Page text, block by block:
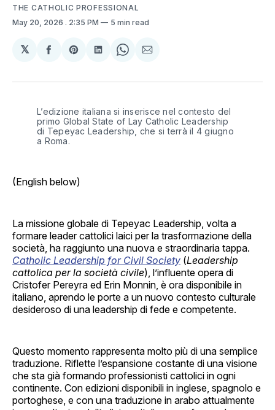
THE CATHOLIC PROFESSIONAL
May 20, 2026 . 2:35 PM 5 min read
𝕏
Share
Facebook
Share
Pinterest
Share
LinkedIn
Share
WhatsApp
Share
Email
L’edizione italiana si inserisce nel contesto del
primo Global State of Lay Catholic Leadership
di Tepeyac Leadership, che si terrà il 4 giugno
a Roma.
(English below)
La missione globale di Tepeyac Leadership, volta a
formare leader cattolici laici per la trasformazione della
società, ha raggiunto una nuova e straordinaria tappa.
Catholic Leadership for Civil Society (Leadership
cattolica per la società civile), l’influente opera di
Cristofer Pereyra ed Erin Monnin, è ora disponibile in
italiano, aprendo le porte a un nuovo contesto culturale
desideroso di una leadership di fede e competente.
Questo momento rappresenta molto più di una semplice
traduzione. Riflette l’espansione costante di una visione
che sta già formando professionisti cattolici in ogni
continente. Con edizioni disponibili in inglese, spagnolo e
portoghese, e con una traduzione in arabo attualmente